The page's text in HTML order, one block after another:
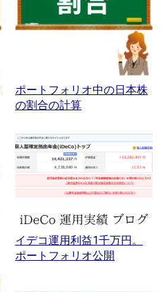
ポートフォリオ中の日本株
の割合の計算
イデコ運用利益1千万円。
ポートフォリオ公開